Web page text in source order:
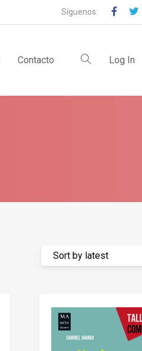
Síguenos:
Contacto Log In